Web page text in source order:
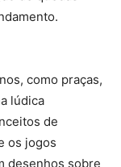
como praças,
lúdica
de
os jogos
desenhos sobre